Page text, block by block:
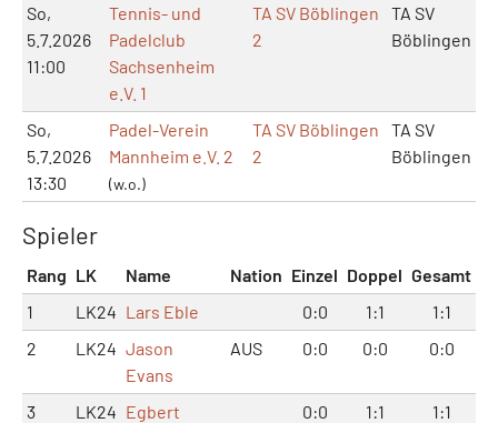
So,
5.7.2026
11:00
Tennis- und
Padelclub
Sachsenheim
e.V. 1
TA SV Böblingen
2
TA SV
Böblingen
So,
5.7.2026
13:30
Padel-Verein
Mannheim e.V. 2
(w.o.)
TA SV Böblingen
2
TA SV
Böblingen
Spieler
Rang LK Name Nation Einzel Doppel Gesamt
1
LK24 Lars Eble 0:0 1:1
1:1
2
LK24 Jason
Evans
AUS 0:0 0:0 0:0
3 LK24 Egbert
0:0 1:1 1:1